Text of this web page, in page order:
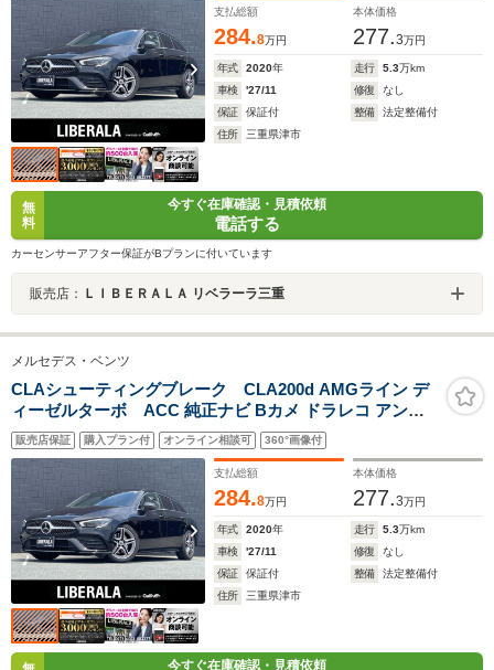
ート フルセグTV Bluetooth LEDヘッドライト ワイヤレ
スチャージ
支払総額
284.8万円
本体価格
277.3万円
年式 2020年 走行 5.3万km
車検
'27/11 修復
なし
保証
保証付 整備
法定整備付
住所
三重県津市
無
料
今すぐ在庫確認・見積依頼
電話する
カーセンサーアフター保証がBプランに付いています
販売店： ＬＩＢＥＲＡＬＡ リベラーラ三重
メルセデス・ベンツ
CLAシューティングブレーク CLA200d AMGライン デ
ィーゼルターボ ACC 純正ナビ Bカメ ドラレコ アンビ
エント レーダーセーフティパッケージ 電動リアゲート ド
ライブレコーダー 純正18インチアルミホイール パワーシ
ート フルセグTV Bluetooth LEDヘッドライト ワイヤレ
スチャージ
販売店保証 購入プラン付 オンライン相談可 360°画像付
支払総額
284.8万円
本体価格
277.3万円
年式 2020年 走行 5.3万km
車検
'27/11 修復
なし
保証
保証付 整備
法定整備付
住所
三重県津市
今すぐ在庫確認・見積依頼